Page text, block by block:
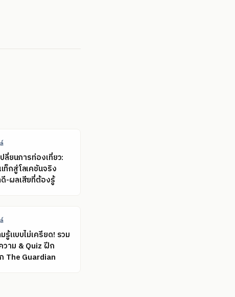
ลี่ยนการท่องเที่ยว:
กสู่โลเคชันจริง
-ผลเสียที่ต้องรู้
รู้แบบไม่เครียด! รวม
วาม & Quiz ฝึก
The Guardian